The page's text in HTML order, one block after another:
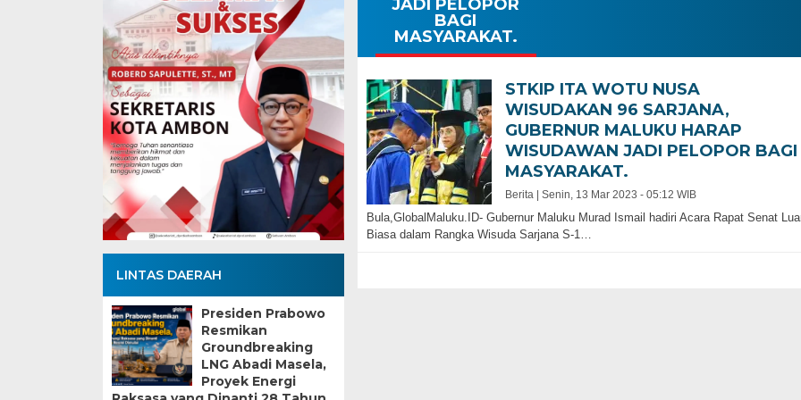
LINTAS DAERAH
Presiden Prabowo
Resmikan
Groundbreaking
LNG Abadi Masela,
Proyek Energi
JADI PELOPOR
BAGI
MASYARAKAT.
STKIP ITA WOTU NUSA
WISUDAKAN 96 SARJANA,
GUBERNUR MALUKU HARAP
WISUDAWAN JADI PELOPOR BAGI
MASYARAKAT.
Berita | Senin, 13 Mar 2023 - 05:12 WIB
Bula,GlobalMaluku.ID- Gubernur Maluku Murad Ismail hadiri Acara Rapat Senat
Biasa dalam Rangka Wisuda Sarjana S-1…